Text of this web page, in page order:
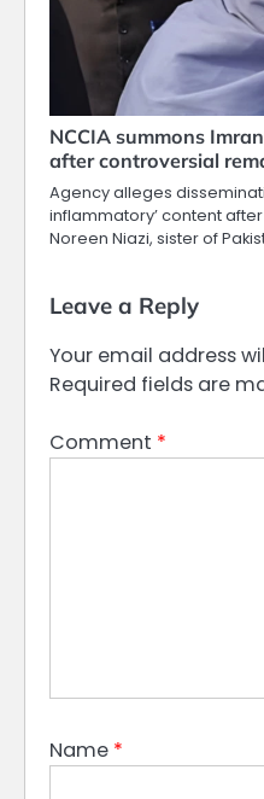
NCCIA summons
after controversial
Agency alleges
inflammatory’ content
Noreen Niazi, sister of
Leave a Reply
Your email address
Required fields are
Comment *
Name *